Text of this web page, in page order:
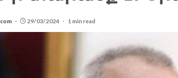
29/03/2024 1 min read